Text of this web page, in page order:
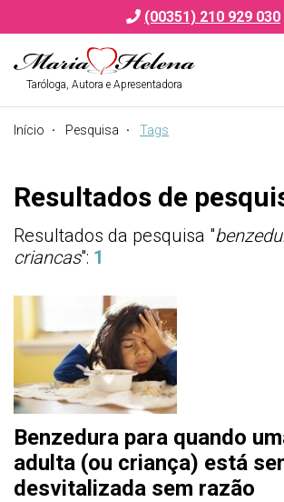
(00351) 210 929 030
Taróloga, Autora e Apresentadora
Início Pesquisa Tags
Resultados de
Resultados da pesquisa "
criancas": 1
Benzedura para quando
adulta (ou criança) está
desvitalizada sem razão